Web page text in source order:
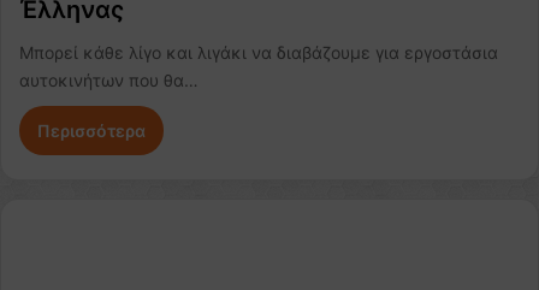
Έλληνας
Μπορεί κάθε λίγο και λιγάκι να διαβάζουμε για εργοστάσια
αυτοκινήτων που θα…
Περισσότερα